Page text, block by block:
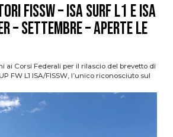
FISSW – ISA SURF L1 e ISA
SETTEMBRE – APERTE LE
ai Corsi Federali per il rilascio del brevetto di
FW L1 ISA/FISSW, l’unico riconosciuto sul